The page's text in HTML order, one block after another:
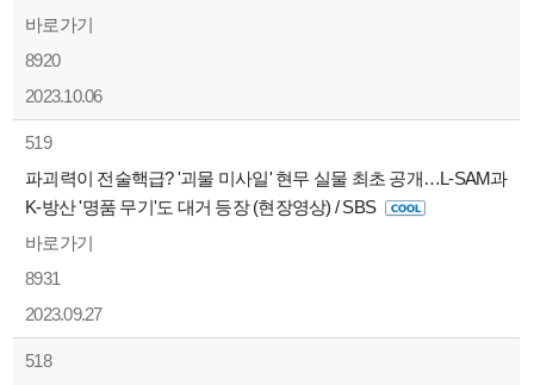
바로가기
8920
2023.10.06
519
파괴력이 전술핵급? '괴물 미사일' 현무 실물 최초 공개…L-SAM과
K-방산 '명품 무기'도 대거 등장 (현장영상) / SBS
바로가기
8931
2023.09.27
518